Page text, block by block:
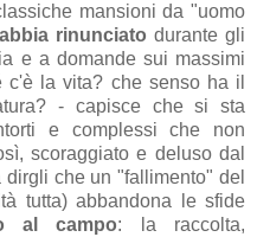
mansioni da "uomo
rinunciato durante gli
e a domande sui massimi
la vita? che senso ha il
- capisce che si sta
e complessi che non
scoraggiato e deluso dal
che un "fallimento" del
tutta) abbandona le sfide
al campo: la raccolta,